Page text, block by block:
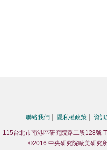
聯絡我們 隱私權政策 資訊
115台北市南港區研究院路二段128號
©2016 中央研究院歐美研究